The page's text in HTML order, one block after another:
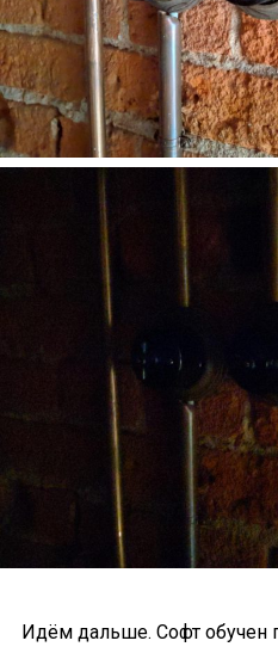
Идём дальше. Софт обучен